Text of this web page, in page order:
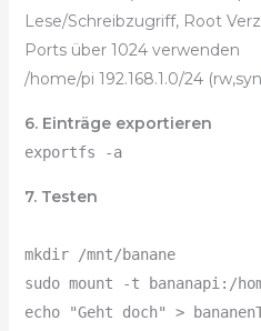
Lese/Schreibzugriff, Root
Ports über 1024 verwenden
/home/pi 192.168.1.0/24
6. Einträge exportieren
exportfs -a
7. Testen
mkdir /mnt/banane
sudo mount -t bananapi:/
echo "Geht doch" >